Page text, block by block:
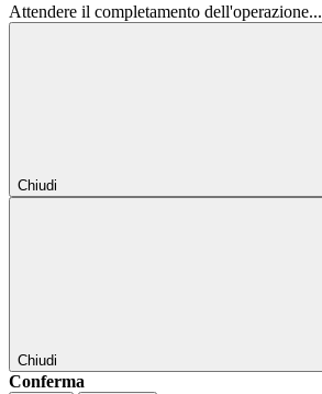
Attendere il completamento dell'operazione...
Chiudi
Chiudi
Conferma